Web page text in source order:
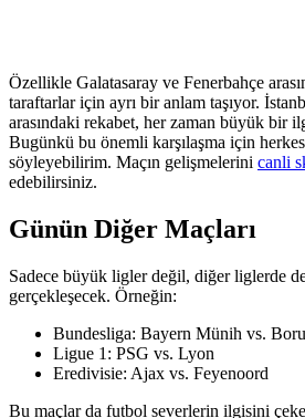
Özellikle Galatasaray ve Fenerbahçe
taraftarlar için ayrı bir anlam taşıyor.
arasındaki rekabet, her zaman büyük bir
Bugünkü bu önemli karşılaşma için
söyleyebilirim. Maçın gelişmelerini canli
edebilirsiniz.
Günün Diğer Maçları
Sadece büyük ligler değil, diğer liglerde
gerçekleşecek. Örneğin:
Bundesliga: Bayern Münih vs.
Ligue 1: PSG vs. Lyon
Eredivisie: Ajax vs. Feyenoord
Bu maçlar da futbol severlerin ilgisini